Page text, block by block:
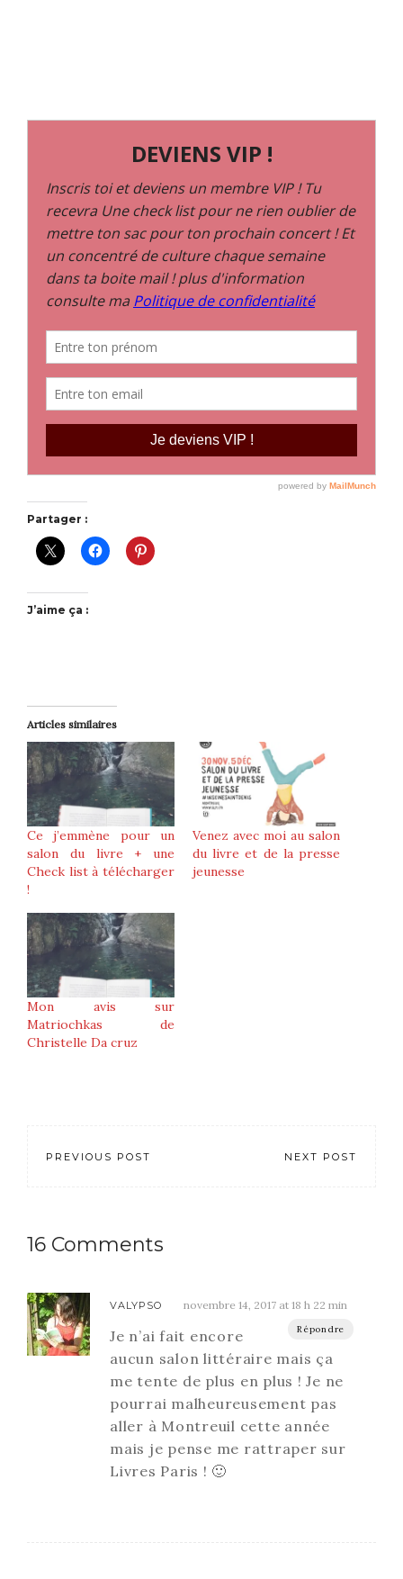
Partager :
J’aime ça :
Articles similaires
Ce j’emmène pour un
salon du livre + une
Check list à télécharger
!
Venez avec moi au salon
du livre et de la presse
jeunesse
Mon avis sur
Matriochkas de
Christelle Da cruz
PREVIOUS POST NEXT POST
16 Comments
VALYPSO novembre 14, 2017 at 18 h 22 min
Répondre
Je n’ai fait encore
aucun salon littéraire mais ça
me tente de plus en plus ! Je ne
pourrai malheureusement pas
aller à Montreuil cette année
mais je pense me rattraper sur
Livres Paris ! 🙂